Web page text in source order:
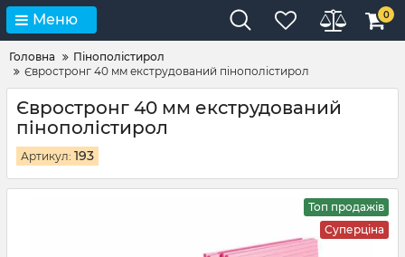
Меню 0
Головна
Пінополістирол
Євростронг 40 мм екструдований пінополістирол
Євростронг 40 мм екструдований
пінополістирол
Артикул: 193
Топ продажів
Суперціна